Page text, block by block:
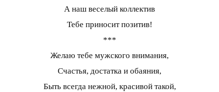
А наш веселый коллектив
Тебе приносит позитив!
***
Желаю тебе мужского внимания,
Счастья, достатка и обаяния,
Быть всегда нежной, красивой такой,